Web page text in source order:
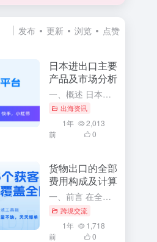
发布 更新 浏览 点赞
日本进出口主要
产品及市场分析
一、概述 日本作为世界上经济实力雄厚的国家之一，其对外贸易活动十分活跃。通过深入了解日本进出口的主要产品及市场分析，可以更全面地掌握日本的经济发展趋势和国际贸易格局。本文将针对日本进出口的主要产品进行...
出海资讯
1年
前
2,013
0
货物出口的全部
费用构成及计算
一、前言 在全球化的今天，货物出口已经成为了众多企业和商家开展国际贸易的主要方式。要想顺利地开展货物出口业务，必须充分了解货物出口的全部费用构成及其计算方法。这将有助于企业更精确地掌握出口成本，合理制...
跨境交流
1年
前
1,718
0